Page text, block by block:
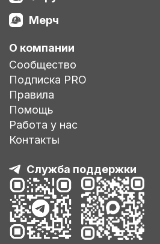
Мерч
О компании
Сообщество
Подписка PRO
Правила
Помощь
Работа у нас
Контакты
Служба поддержки